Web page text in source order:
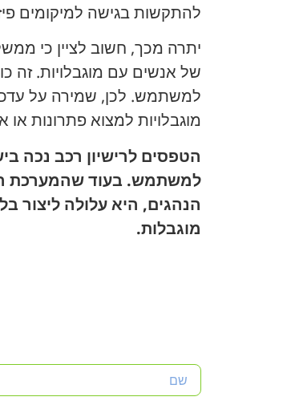
להתקשות בגישה למיקומים
יתרה מכך, חשוב לציין כי
של אנשים עם מוגבלויות. זה
למשתמש. לכן, שמירה על
מוגבלויות למצוא פתרונות או
הטפסים לרישיון רכב נכה
למשתמש. בעוד שהמערכת
הנהגים, היא עלולה ליצור
מוגבלות.